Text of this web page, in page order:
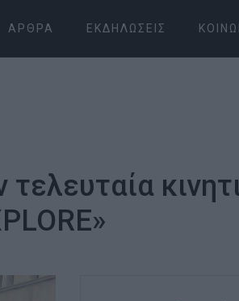
ΆΡΘΡΑ ΕΚΔΗΛΏΣΕΙΣ